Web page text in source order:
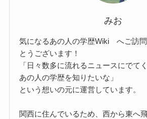
みお
気になるあの人の学歴Wiki へご訪
とうございます！
「日々数多に流れるニュースにでて
あの人の学歴を知りたいな」
という想いの元に運営しています。
関西に住んでいるため、西から東へ